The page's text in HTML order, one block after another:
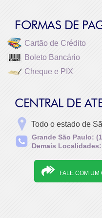
FORMAS DE
Cartão de Crédito
Boleto Bancário
Cheque e PIX
CENTRAL DE
Todo o estado de
Grande São Paulo:
Demais Localidades:
FALE COM UM